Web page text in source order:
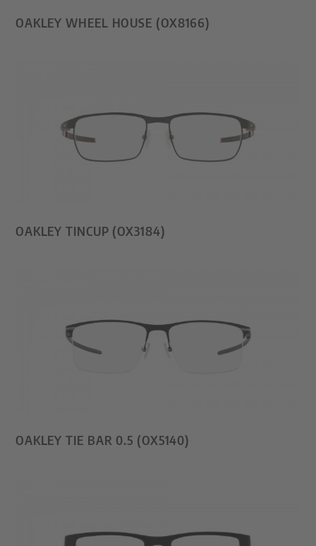
OAKLEY WHEEL HOUSE (OX8166)
OAKLEY TINCUP (OX3184)
OAKLEY TIE BAR 0.5 (OX5140)